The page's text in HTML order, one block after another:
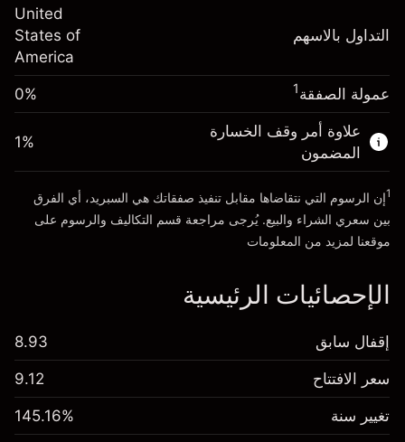
المال من الرافعة المالية ~
الذهاب إلى المنصة
%
(-$0.13)
المال من الرافعة المالية ~$19,000.00
الذهاب إلى المنصة
التداول بالاسهم
United
States of
America
عمولة الصفقة1
0%
علاوة أمر وقف الخسارة
المضمون
1%
1إن الرسوم التي نتقاضاها مقابل تنفيذ صفقاتك هي السبريد، أي الفرق
بين سعري الشراء والبيع. يُرجى مراجعة قسم التكاليف والرسوم على
موقعنا لمزيد من المعلومات
الإحصائيات الرئيسية
إقفال سابق 8.93
سعر الافتتاح 9.12
تغيير سنة 145.16%